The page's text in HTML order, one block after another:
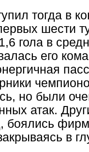
тогда в
шести
гола в
его
но были
атак.
боялись
в